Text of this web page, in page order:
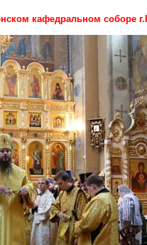
кафедральном соборе